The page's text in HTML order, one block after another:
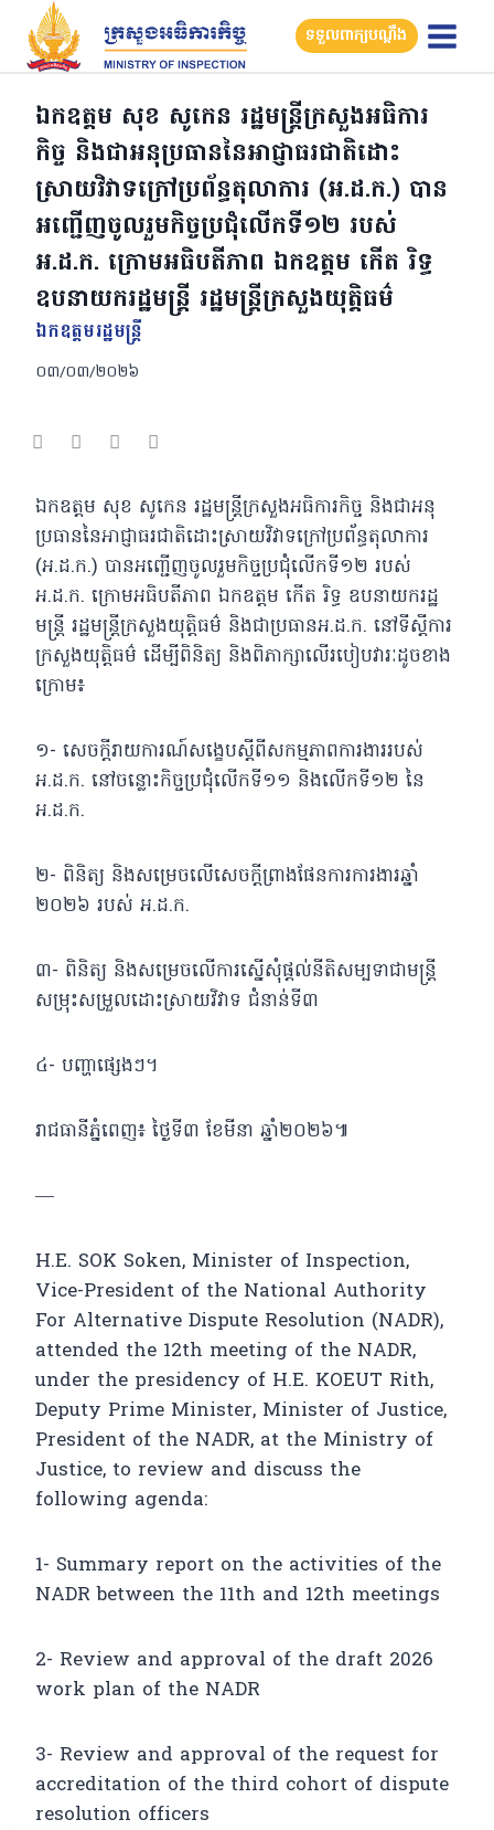
Skip
content
ទទួលពាក្យបណ្តឹង
ឯកឧត្តម សុខ សូកេន រដ្ឋមន្រ្តីក្រសួងអធិការ
កិច្ច និងជាអនុប្រធាននៃអាជ្ញាធរជាតិដោះ
ស្រាយវិវាទក្រៅប្រព័ន្ធតុលាការ (អ.ដ.ក.) បាន
អញ្ជើញចូលរួមកិច្ចប្រជុំលើកទី១២ របស់
អ.ដ.ក. ក្រោមអធិបតីភាព ឯកឧត្តម កើត រិទ្ធ
ឧបនាយករដ្ឋមន្ត្រី រដ្ឋមន្ត្រីក្រសួងយុត្ដិធម៌
ឯកឧត្ដមរដ្ឋមន្ត្រី
០៣/០៣/២០២៦
ឯកឧត្តម សុខ សូកេន រដ្ឋមន្រ្តីក្រសួងអធិការកិច្ច និងជាអនុ
ប្រធាននៃអាជ្ញាធរជាតិដោះស្រាយវិវាទក្រៅប្រព័ន្ធតុលាការ
(អ.ដ.ក.) បានអញ្ជើញចូលរួមកិច្ចប្រជុំលើកទី១២ របស់
អ.ដ.ក. ក្រោមអធិបតីភាព ឯកឧត្តម កើត រិទ្ធ ឧបនាយករដ្ឋ
មន្ត្រី រដ្ឋមន្ត្រីក្រសួងយុត្ដិធម៌ និងជាប្រធានអ.ដ.ក. នៅទីស្ដីការ
ក្រសួងយុត្តិធម៌ ដើម្បីពិនិត្យ និងពិភាក្សាលើរបៀបវារៈដូចខាង
ក្រោម៖
១- សេចក្ដីរាយការណ៍សង្ខេបស្ដីពីសកម្មភាពការងាររបស់
អ.ដ.ក. នៅចន្លោះកិច្ចប្រជុំលើកទី១១ និងលើកទី១២ នៃ
អ.ដ.ក.
២- ពិនិត្យ និងសម្រេចលើសេចក្ដីព្រាងផែនការការងារឆ្នាំ
២០២៦ របស់ អ.ដ.ក.
៣- ពិនិត្យ និងសម្រេចលើការស្នើសុំផ្ដល់នីតិសម្បទាជាមន្ត្រី
សម្រុះសម្រួលដោះស្រាយវិវាទ ជំនាន់ទី៣
៤- បញ្ហាផ្សេងៗ។
រាជធានីភ្នំពេញ៖ ថ្ងៃទី៣ ខែមីនា ឆ្នាំ២០២៦៕
—
H.E. SOK Soken, Minister of Inspection,
Vice-President of the National Authority
For Alternative Dispute Resolution (NADR),
attended the 12th meeting of the NADR,
under the presidency of H.E. KOEUT Rith,
Deputy Prime Minister, Minister of Justice,
President of the NADR, at the Ministry of
Justice, to review and discuss the
following agenda:
1- Summary report on the activities of the
NADR between the 11th and 12th meetings
2- Review and approval of the draft 2026
work plan of the NADR
3- Review and approval of the request for
accreditation of the third cohort of dispute
resolution officers